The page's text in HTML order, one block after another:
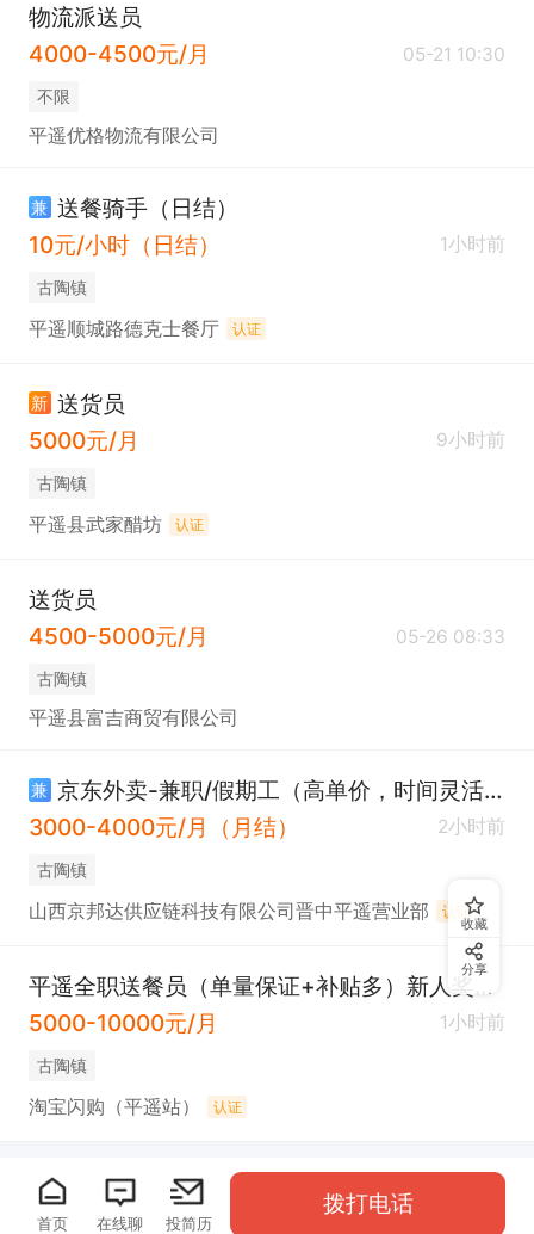
物流派送员
4000-4500元/月
05-21 10:30
不限
平遥优格物流有限公司
兼 送餐骑手（日结）
10元/小时（日结）
1小时前
古陶镇
平遥顺城路德克士餐厅 认证
新 送货员
5000元/月
9小时前
古陶镇
平遥县武家醋坊 认证
送货员
4500-5000元/月
05-26 08:33
古陶镇
平遥县富吉商贸有限公司
兼
京东外卖-兼职/假期工（高单价，时间灵活）
3000-4000元/月（月结）
2小时前
古陶镇
山西京邦达供应链科技有限公司晋中平遥营业部 认证
平遥全职送餐员（单量保证+补贴多）新人奖300
5000-10000元/月
1小时前
古陶镇
淘宝闪购（平遥站） 认证
收藏
分享
首页 在线聊 投简历
拨打电话